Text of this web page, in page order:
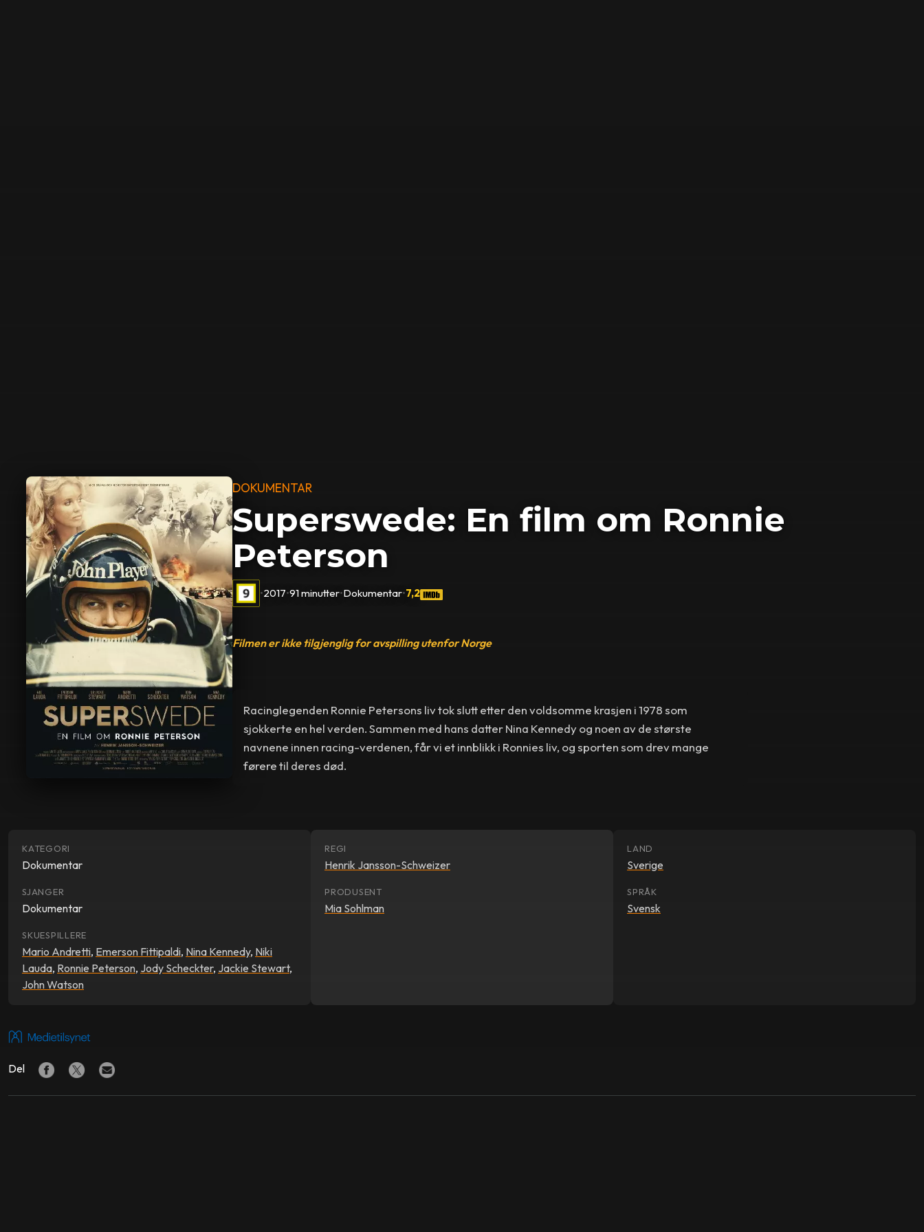
DOKUMENTAR
Superswede: En film om Ronnie
Peterson
•2017•91 minutter•Dokumentar•7,2
Filmen er ikke tilgjenglig for avspilling utenfor Norge
Racinglegenden Ronnie Petersons liv tok slutt etter den voldsomme krasjen i 1978 som
sjokkerte en hel verden. Sammen med hans datter Nina Kennedy og noen av de største
navnene innen racing-verdenen, får vi et innblikk i Ronnies liv, og sporten som drev mange
førere til deres død.
KATEGORI
Dokumentar
SJANGER
Dokumentar
SKUESPILLERE
Mario Andretti, Emerson Fittipaldi, Nina Kennedy, Niki
Lauda, Ronnie Peterson, Jody Scheckter, Jackie Stewart,
John Watson
REGI
Henrik Jansson-Schweizer
PRODUSENT
Mia Sohlman
LAND
Sverige
SPRÅK
Svensk
Del